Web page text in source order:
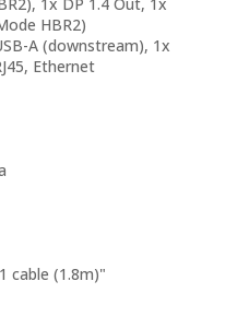
1x DP 1.4 Out, 1x
HBR2)
A (downstream), 1x
Ethernet
cable (1.8m)"